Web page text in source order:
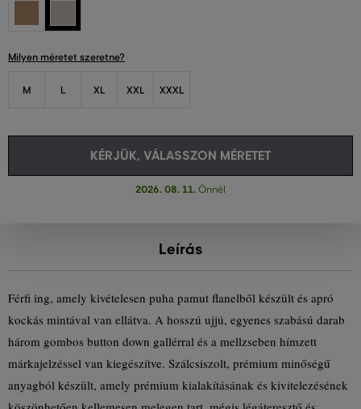
Milyen méretet szeretne?
M L XL XXL XXXL
KÉRJÜK, VÁLASSZON MÉRETET
2026. 08. 11. Önnél
Leírás
Férfi ing, amely kivételesen puha pamut flanelből készült és apró
kockás mintával van ellátva. A hosszú ujjú, egyenes szabású darab
három gombos button down gallérral és a mellzseben hímzett
márkajelzéssel van kiegészítve. Szálcsiszolt, prémium minőségű
anyagból készült, amely prémium kialakításának és kivitelezésének